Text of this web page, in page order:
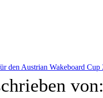
den Austrian Wakeboard